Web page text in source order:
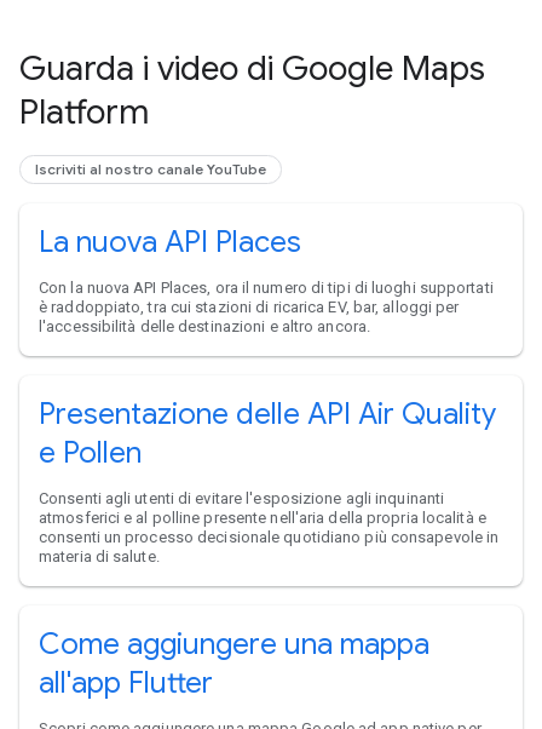
Guarda i video di Google Maps
Platform
Iscriviti al nostro canale YouTube
La nuova API Places
Con la nuova API Places, ora il numero di tipi di luoghi supportati
è raddoppiato, tra cui stazioni di ricarica EV, bar, alloggi per
l'accessibilità delle destinazioni e altro ancora.
Presentazione delle API Air Quality
e Pollen
Consenti agli utenti di evitare l'esposizione agli inquinanti
atmosferici e al polline presente nell'aria della propria località e
consenti un processo decisionale quotidiano più consapevole in
materia di salute.
Come aggiungere una mappa
all'app Flutter